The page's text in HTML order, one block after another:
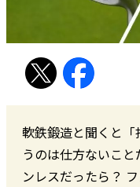
軟鉄鍛造と聞くと
うのは仕方ないこ
ンレスだったら？